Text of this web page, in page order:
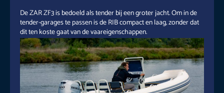
De ZAR ZF3 is bedoeld als tender bij een groter jacht. Om in de
tender-garages te passen is de RIB compact en laag, zonder dat
dit ten koste gaat van de vaareigenschappen.